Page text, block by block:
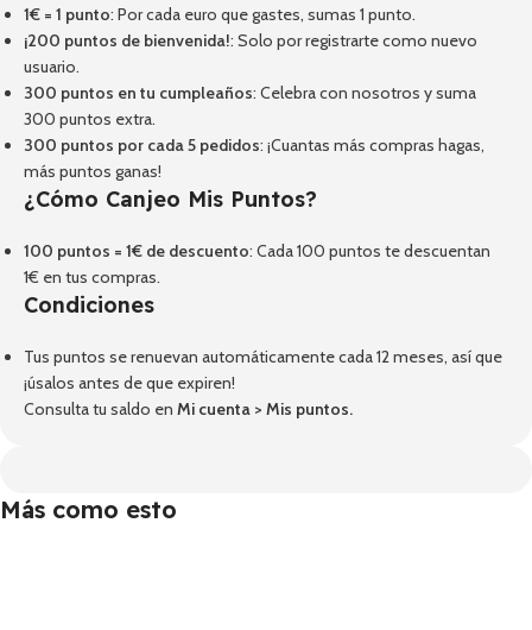
1€ = 1 punto: Por cada euro que gastes, sumas 1 punto.
¡200 puntos de bienvenida!: Solo por registrarte como nuevo
usuario.
300 puntos en tu cumpleaños: Celebra con nosotros y suma
300 puntos extra.
300 puntos por cada 5 pedidos: ¡Cuantas más compras hagas,
más puntos ganas!
¿Cómo Canjeo Mis Puntos?
100 puntos = 1€ de descuento: Cada 100 puntos te descuentan
1€ en tus compras.
Condiciones
Tus puntos se renuevan automáticamente cada 12 meses, así que
¡úsalos antes de que expiren!
Consulta tu saldo en Mi cuenta > Mis puntos.
Más como esto